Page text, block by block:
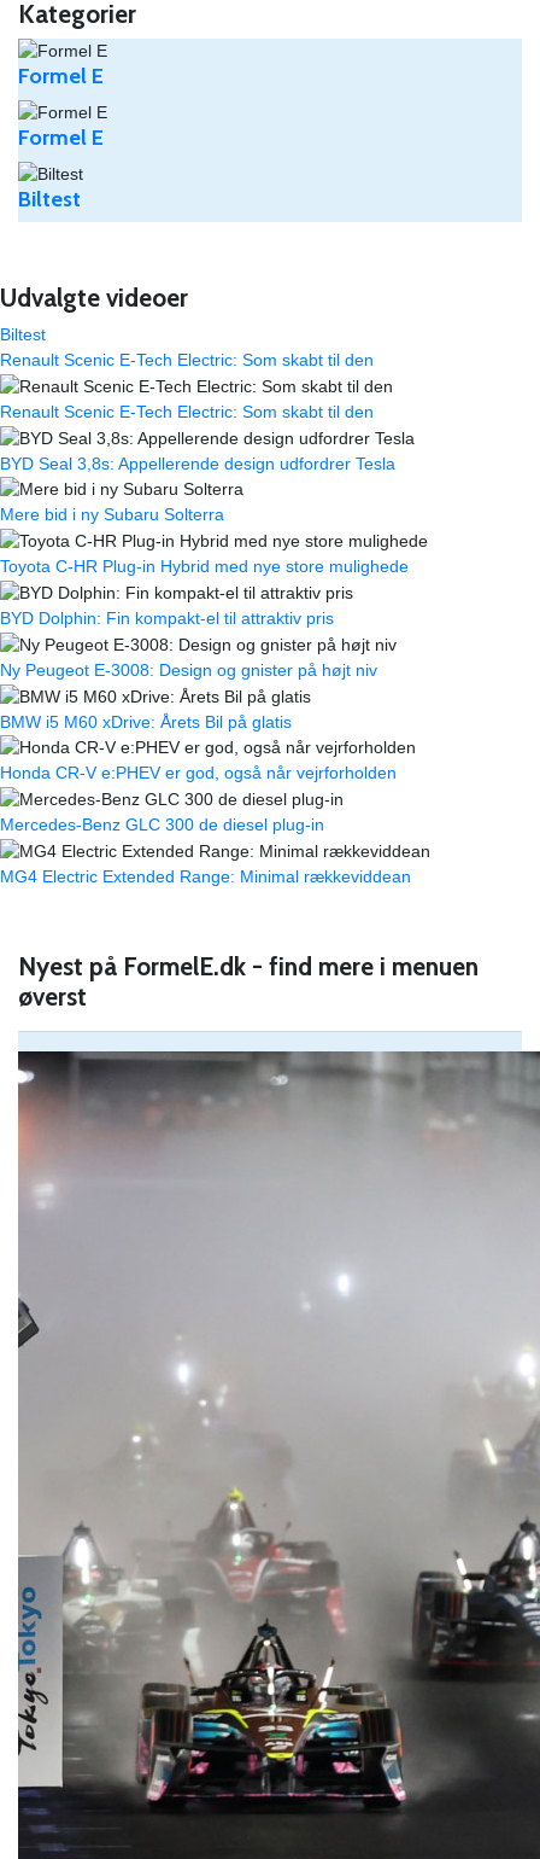
Kategorier
Formel E
Formel E
Biltest
Udvalgte videoer
Biltest
Renault Scenic E-Tech Electric: Som skabt til den
Renault Scenic E-Tech Electric: Som skabt til den
BYD Seal 3,8s: Appellerende design udfordrer Tesla
Mere bid i ny Subaru Solterra
Toyota C-HR Plug-in Hybrid med nye store mulighede
BYD Dolphin: Fin kompakt-el til attraktiv pris
Ny Peugeot E-3008: Design og gnister på højt niv
BMW i5 M60 xDrive: Årets Bil på glatis
Honda CR-V e:PHEV er god, også når vejrforholden
Mercedes-Benz GLC 300 de diesel plug-in
MG4 Electric Extended Range: Minimal rækkeviddean
Nyest på FormelE.dk - find mere i menuen
øverst